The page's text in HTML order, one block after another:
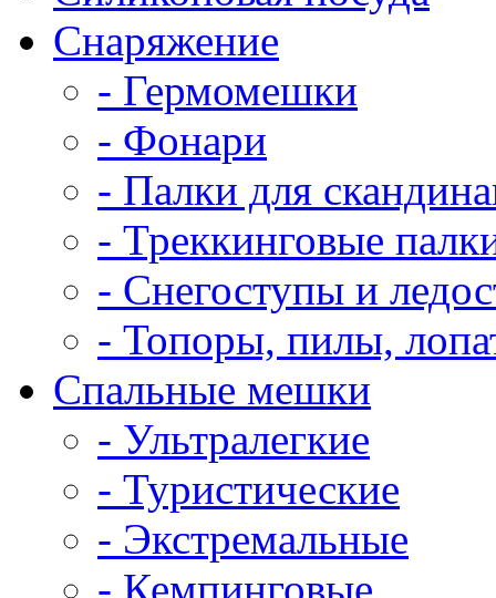
Снаряжение
- Гермомешки
- Фонари
- Палки для
- Треккинговые
- Снегоступы и
- Топоры, пилы,
Спальные мешки
- Ультралегкие
- Туристические
- Экстремальные
- Кемпинговые